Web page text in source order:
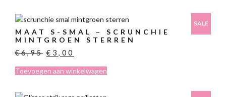
SALE
MAAT S-SMAL – SCRUNCHIE
MINTGROEN STERREN
€6,95 Oorspronkelijke
was:
€ 3,00
is:
Toevoegen aan winkelwagen